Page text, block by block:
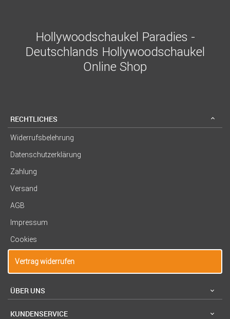
Hollywoodschaukel Paradies -
Deutschlands Hollywoodschaukel
Online Shop
RECHTLICHES
Widerrufsbelehrung
Datenschutzerklärung
Zahlung
Versand
AGB
Impressum
Cookies
Vertrag widerrufen
ÜBER UNS
KUNDENSERVICE